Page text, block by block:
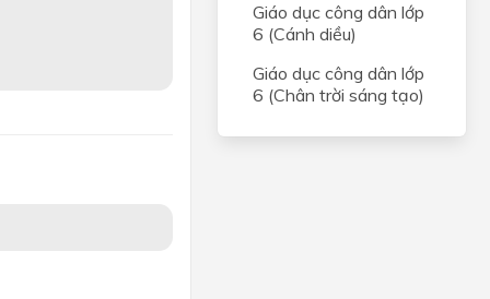
Giáo dục công dân lớp
6 (Cánh diều)
Giáo dục công dân lớp
6 (Chân trời sáng tạo)